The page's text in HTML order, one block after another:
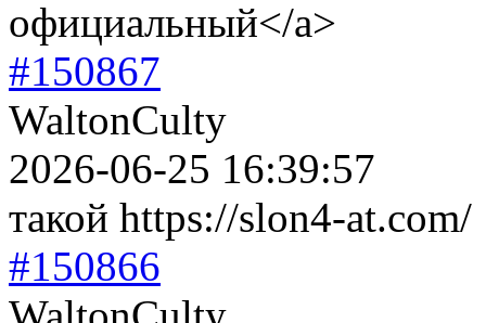
официальный</a>
#150867
WaltonCulty
2026-06-25 16:39:57
такой https://slon4-at.com/
#150866